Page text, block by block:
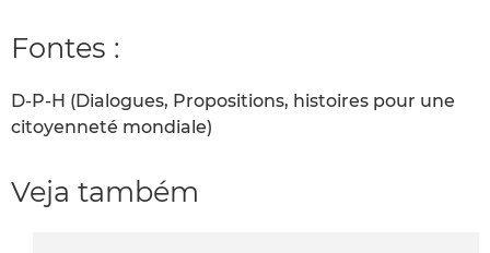
Fontes :
D-P-H (Dialogues, Propositions, histoires pour une
citoyenneté mondiale)
Veja também